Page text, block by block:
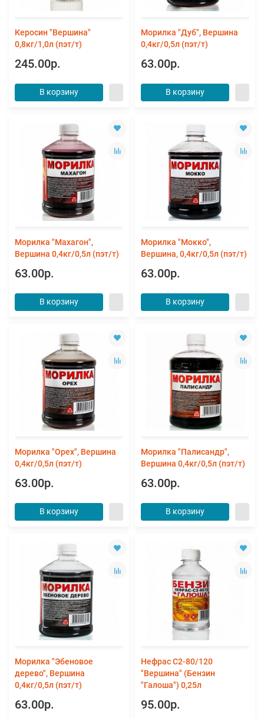
Керосин "Вершина"
0,8кг/1,0л (пэт/т)
245.00р.
В корзину
Морилка "Дуб", Вершина
0,4кг/0,5л (пэт/т)
63.00р.
В корзину
Морилка "Махагон",
Вершина 0,4кг/0,5л (пэт/т)
63.00р.
В корзину
Морилка "Мокко",
Вершина, 0,4кг/0,5л (пэт/т)
63.00р.
В корзину
Морилка "Орех", Вершина
0,4кг/0,5л (пэт/т)
63.00р.
В корзину
Морилка "Палисандр",
Вершина 0,4кг/0,5л (пэт/т)
63.00р.
В корзину
Морилка "Эбеновое
дерево", Вершина
0,4кг/0,5л (пэт/т)
63.00р.
Нефрас С2-80/120
"Вершина" (Бензин
"Галоша") 0,25л
95.00р.